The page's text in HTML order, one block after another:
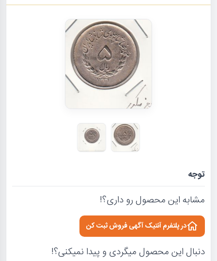
توجه
مشابه این محصول رو داری؟!
در پلتفرم آنتیک آگهی فروش ثبت کن
دنبال این محصول میگردی و پیدا نمیکنی؟!